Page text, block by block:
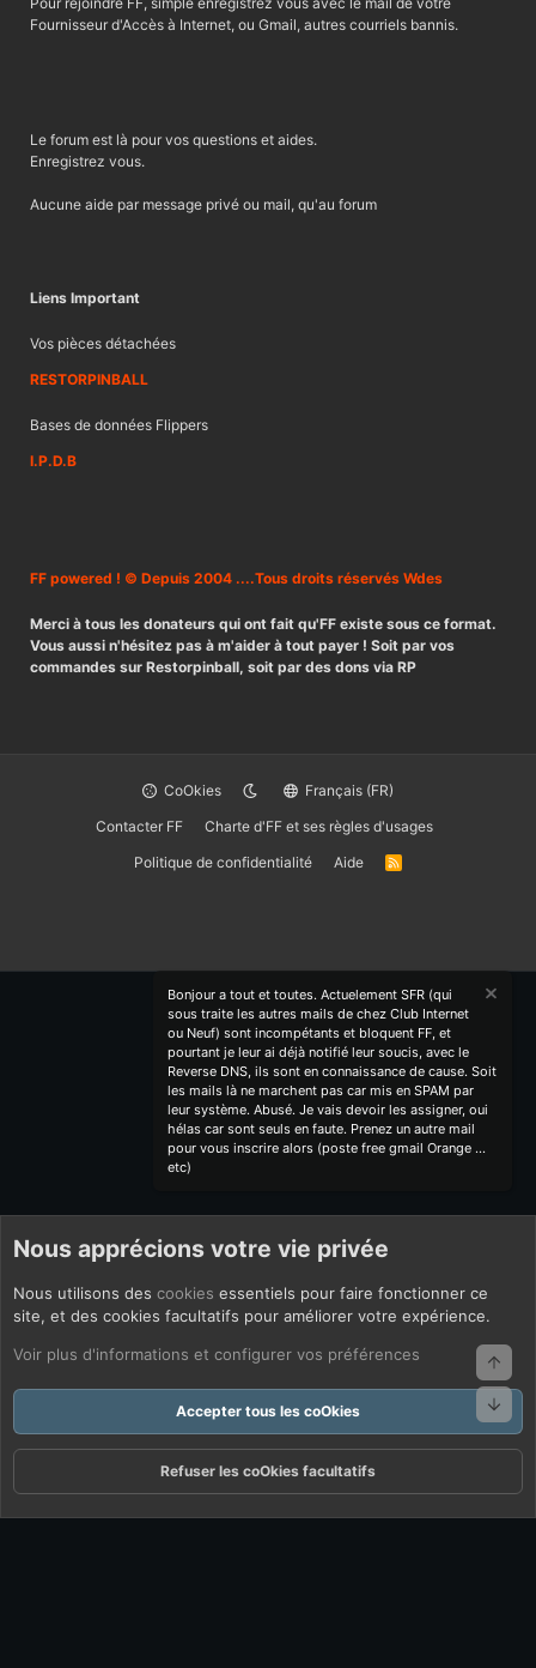
Fournisseur d'Accès à Internet, ou Gmail, autres courriels bannis.
Le forum est là pour vos questions et aides.
Enregistrez vous.
Aucune aide par message privé ou mail, qu'au forum
Liens Important
Vos pièces détachées
RESTORPINBALL
Bases de données Flippers
I.P.D.B
FF powered ! © Depuis 2004 ....Tous droits réservés Wdes
Merci à tous les donateurs qui ont fait qu'FF existe sous ce format.
Vous aussi n'hésitez pas à m'aider à tout payer ! Soit par vos
commandes sur Restorpinball, soit par des dons via RP
CoOkies
Français (FR)
Contacter FF
Charte d'FF et ses règles d'usages
Politique de confidentialité
Aide
R
Bonjour a tout et toutes. Actuelement SFR (qui
sous traite les autres mails de chez Club Internet
ou Neuf) sont incompétants et bloquent FF, et
pourtant je leur ai déjà notifié leur soucis, avec le
Reverse DNS, ils sont en connaissance de cause. Soit
les mails là ne marchent pas car mis en SPAM par
leur système. Abusé. Je vais devoir les assigner, oui
hélas car sont seuls en faute. Prenez un autre mail
pour vous inscrire alors (poste free gmail Orange ...
etc)
Nous apprécions votre vie privée
Nous utilisons des cookies essentiels pour faire fonctionner ce
site, et des cookies facultatifs pour améliorer votre expérience.
Voir plus d'informations et configurer vos préférences
Accepter tous les coOkies
Refuser les coOkies facultatifs